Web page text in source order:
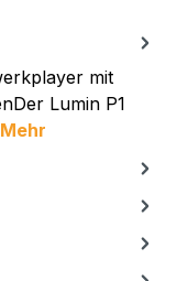
mit
Lumin P1
Mehr